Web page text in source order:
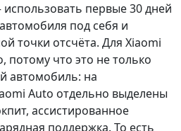
первые 30 дней
под себя и
точки отсчёта. Для Xiaomi
потому что это не только
автомобиль: на
Auto отдельно выделены
ассистированное
поддержка. То есть